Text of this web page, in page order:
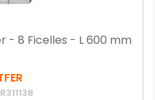
- 8 Ficelles - L 600 mm